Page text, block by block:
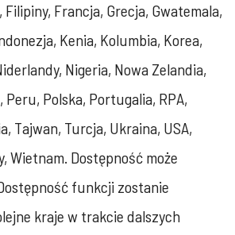
Francja, Grecja, Gwatemala,
Kenia, Kolumbia, Korea,
Nigeria, Nowa Zelandia,
Peru, Polska, Portugalia, RPA,
Tajwan, Turcja, Ukraina, USA,
Wietnam. Dostępność może
funkcji zostanie
kraje w trakcie dalszych